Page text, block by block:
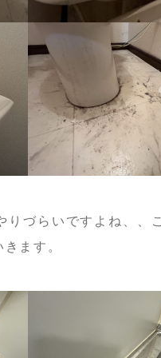
りづらいですよね、
ます。